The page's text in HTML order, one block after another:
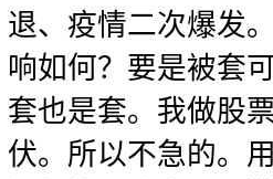
退、疫情二次爆发
响如何？要是被套
套也是套。我做股
伏。所以不急的。